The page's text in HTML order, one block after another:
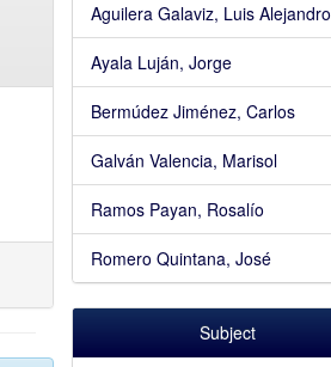
Aguilera Galaviz, Luis Alejandro
Ayala Luján, Jorge
Bermúdez Jiménez, Carlos
Galván Valencia, Marisol
Ramos Payan, Rosalío
Romero Quintana, José
Subject